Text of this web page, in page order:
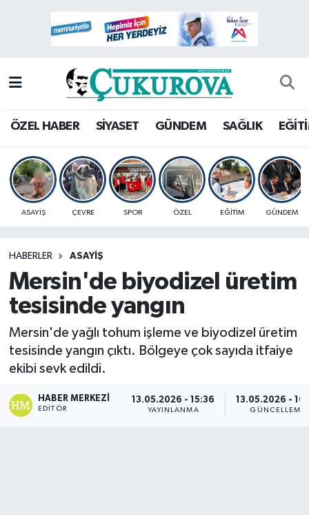
ÖZEL HABER SİYASET GÜNDEM SAĞLIK
ASAYİŞ ÇEVRE SPOR ÖZEL EĞİTİM GÜNDEM
HABERLER ASAYİŞ
Mersin'de biyodizel üretim
tesisinde yangın
Mersin'de yağlı tohum işleme ve biyodizel üretim
tesisinde yangın çıktı. Bölgeye çok sayıda itfaiye
ekibi sevk edildi.
HABER MERKEZI
EDITÖR
13.05.2026 - 15:36
YAYINLANMA
13.05.2026 -
GÜNCELLEME
Mersin Hava Durumu
Mersin Namaz Vakitleri
Mersin Trafik Yoğunluk Haritası
Süper Lig Puan Durumu ve Fikstür
Son Dakika Haberleri
Haber Arşivi